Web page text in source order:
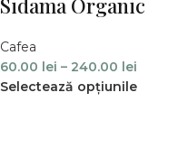
Sidama Organic
Cafea
60.00 lei – 240.00 lei
Selectează opțiunile